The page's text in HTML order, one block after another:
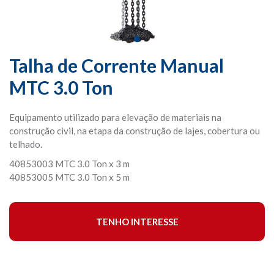
Talha de Corrente Manual
MTC 3.0 Ton
Equipamento utilizado para elevação de materiais na
construção civil, na etapa da construção de lajes, cobertura ou
telhado.
40853003 MTC 3.0 Ton x 3 m
40853005 MTC 3.0 Ton x 5 m
TENHO INTERESSE